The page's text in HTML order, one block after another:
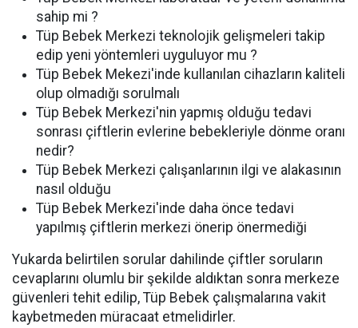
sahip mi ?
Tüp Bebek Merkezi teknolojik gelişmeleri takip
edip yeni yöntemleri uyguluyor mu ?
Tüp Bebek Mekezi'inde kullanılan cihazların kaliteli
olup olmadığı sorulmalı
Tüp Bebek Merkezi'nin yapmış olduğu tedavi
sonrası çiftlerin evlerine bebekleriyle dönme oranı
nedir?
Tüp Bebek Merkezi çalışanlarının ilgi ve alakasının
nasıl olduğu
Tüp Bebek Merkezi'inde daha önce tedavi
yapılmış çiftlerin merkezi önerip önermediği
Yukarda belirtilen sorular dahilinde çiftler soruların
cevaplarını olumlu bir şekilde aldıktan sonra merkeze
güvenleri tehit edilip, Tüp Bebek çalışmalarına vakit
kaybetmeden müracaat etmelidirler.